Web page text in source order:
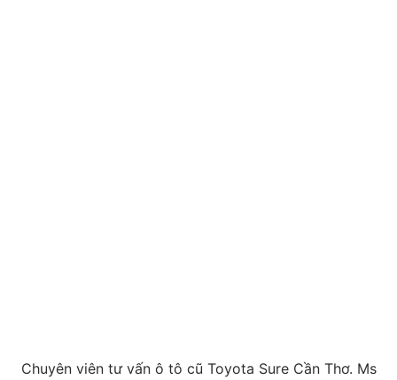
Chuyên viên tư vấn ô tô cũ Toyota Sure Cần Thơ. Ms